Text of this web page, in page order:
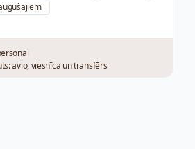
avio, viesnīca un transfērs